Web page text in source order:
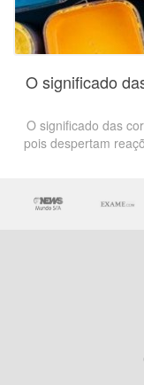
O significado
O significado das
pois despertam